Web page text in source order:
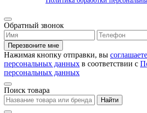
Обратный звонок
Перезвоните мне
Нажимая кнопку отправки, вы
персональных данных в соответствии с
персональных данных
Поиск товара
Найти